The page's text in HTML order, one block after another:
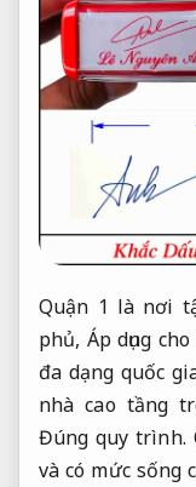
Quận 1 là nơi
phủ, Áp dụng
đa dạng quốc
nhà cao tầng
Đúng quy trình.
và có mức sống